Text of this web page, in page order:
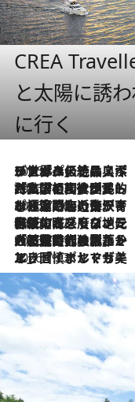
CREA
と太陽に誘
に行く
2026.8.8
リスボンの絶品スイーツ「パステル・デ・ナタ」とは？ポルトガル伝統の奥深い世界へ
2026.7.27
「私の祖国はポルトガル語です」国民的詩人フェルナンド・ペソアと、彼が愛した文学の街を歩く
2026.7.26
ポルトガル近海が育む極上の海の幸。キリリと冷えた白ワインと愉しむ、シーフード専門店の贅沢
2026.7.22
伝統の味をモダンに昇華。高感度な地元客が集う、リスボンの最旬ガストロノミー
2026.7.21
大航海時代の栄華から、震災、独裁、そして革命へ。ポルトガル・首都リスボンの石畳に刻まれた「歴史の光と影」
2026.7.13
エッセイ・ヤマザキマリ「慎ましくも美しき国 ポルトガル」